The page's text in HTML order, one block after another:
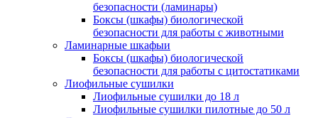
безопасности (ламинары)
Боксы (шкафы) биологической
безопасности для работы с животными
Ламинарные шкафыи
Боксы (шкафы) биологической
безопасности для работы с цитостатиками
Лиофильные сушилки
Лиофильные сушилки до 18 л
Лиофильные сушилки пилотные до 50 л